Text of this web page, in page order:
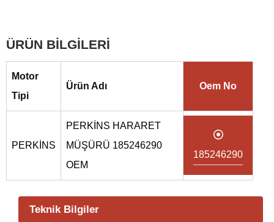
ÜRÜN BİLGİLERİ
Motor
Tipi
Ürün Adı Oem No
PERKİNS
PERKİNS HARARET
MÜŞÜRÜ 185246290
OEM
185246290
Teknik Bilgiler